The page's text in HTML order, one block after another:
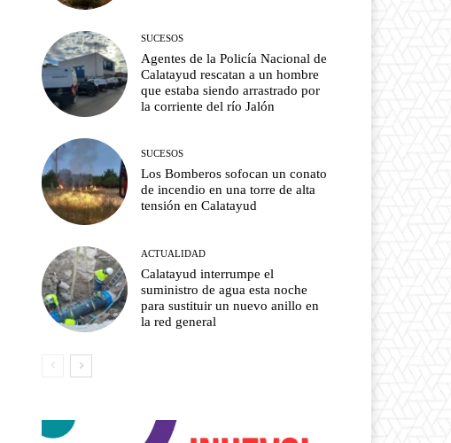
SUCESOS
Agentes de la Policía Nacional de
Calatayud rescatan a un hombre
que estaba siendo arrastrado por
la corriente del río Jalón
SUCESOS
Los Bomberos sofocan un conato
de incendio en una torre de alta
tensión en Calatayud
ACTUALIDAD
Calatayud interrumpe el
suministro de agua esta noche
para sustituir un nuevo anillo en
la red general